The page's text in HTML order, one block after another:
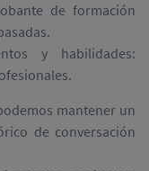
de formación
y habilidades:
mantener un
de conversación